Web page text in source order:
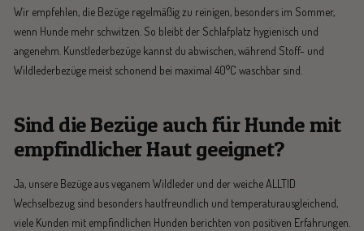
Wir empfehlen, die Bezüge regelmäßig zu reinigen, besonders im Sommer,
wenn Hunde mehr schwitzen. So bleibt der Schlafplatz hygienisch und
angenehm. Kunstlederbezüge kannst du abwischen, während Stoff- und
Wildlederbezüge meist schonend bei maximal 40°C waschbar sind.
Sind die Bezüge auch für Hunde mit
empfindlicher Haut geeignet?
Ja, unsere Bezüge aus veganem Wildleder und der weiche ALLTID
Wechselbezug sind besonders hautfreundlich und temperaturausgleichend,
viele Kunden mit empfindlichen Hunden berichten von positiven Erfahrungen.